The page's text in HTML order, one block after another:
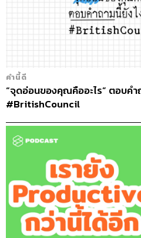
คำนี้ดี
“จุดอ่อนของคุณคืออะไร” ตอบคำ
#BritishCouncil